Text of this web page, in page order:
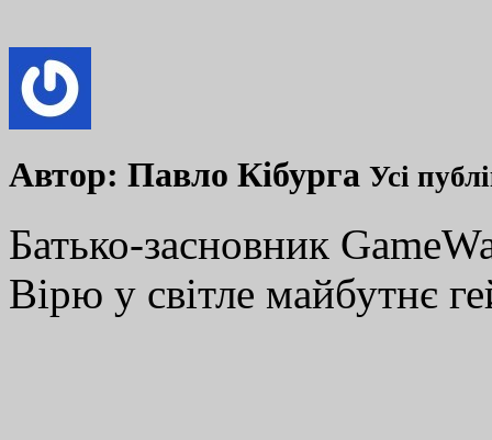
Автор: Павло Кібурга Усі
Батько-засновник
Вірю у світле майбутнє